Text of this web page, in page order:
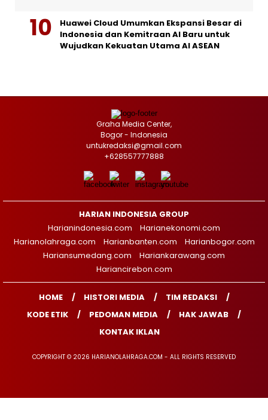
Huawei Cloud Umumkan Ekspansi Besar di
Indonesia dan Kemitraan AI Baru untuk
Wujudkan Kekuatan Utama AI ASEAN
Graha Media Center,
Bogor - Indonesia
untukredaksi@gmail.com
+628557777888
HARIAN INDONESIA GROUP
Harianindonesia.com
Harianekonomi.com
Harianolahraga.com
Harianbanten.com
Harianbogor.com
Hariansumedang.com
Hariankarawang.com
Hariancirebon.com
HOME HISTORI MEDIA
TIM REDAKSI
KODE ETIK
PEDOMAN MEDIA
HAK JAWAB
KONTAK IKLAN
COPYRIGHT © 2026 HARIANOLAHRAGA.COM - ALL RIGHTS RESERVED